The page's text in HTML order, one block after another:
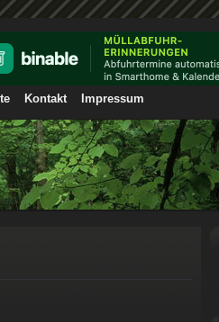
Kontakt Impressum